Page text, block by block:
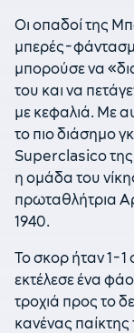
Οι οπαδοί της
μπερές-
μπορούσε να
του και να
με κεφαλιά. Με
το πιο διάσημο
Superclasico της
η ομάδα του
πρωταθλήτρια
1940.
Το σκορ ήταν 1-1
εκτέλεσε ένα
τροχιά προς το
κανένας